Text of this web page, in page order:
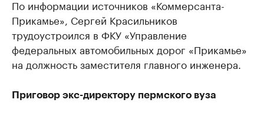
По информации источников «Коммерсанта-
Прикамье», Сергей Красильников
трудоустроился в ФКУ «Управление
федеральных автомобильных дорог «Прикамье»
на должность заместителя главного инженера.
Приговор экс-директору пермского вуза